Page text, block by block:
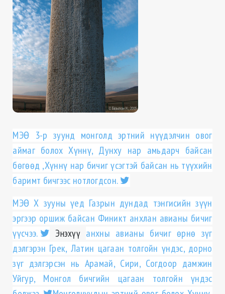
МЭӨ 3-р зуунд монголд эртний нүүдэлчин овог
аймаг болох Хүннү, Дунху нар амьдарч байсан
бөгөөд ,Хүннү нар бичигүсэгтэй байсан нь түүхийн
баримт бичгээс нотлогдсон.
MЭӨ Х зууны үед Газрын дундад тэнгисийн зүүн
эргээр оршиж байсан Финикт анхлан авианы бичиг
үүсчээ.
Энэхүү анхны авианы бичиг өрнө зүг
дэлгэрэн Грек, Латин цагаан толгойн үндэс, дорно
зүг дэлгэрсэн нь Арамaй, Сири, Согдоор дамжин
Уйгур, Монгол бичгийн цагаан толгойн үндэс